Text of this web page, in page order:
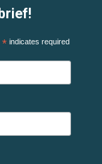
* indicates required